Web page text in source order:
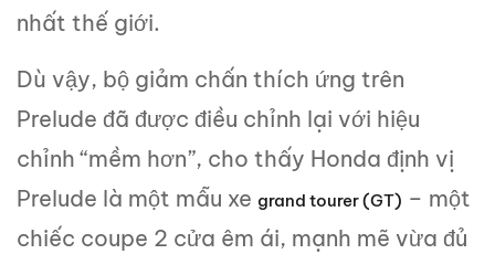
nhất thế giới.
Dù vậy, bộ giảm chấn thích ứng trên
Prelude đã được điều chỉnh lại với hiệu
chỉnh “mềm hơn”, cho thấy Honda định vị
Prelude là một mẫu xe grand tourer (GT) – một
chiếc coupe 2 cửa êm ái, mạnh mẽ vừa đủ